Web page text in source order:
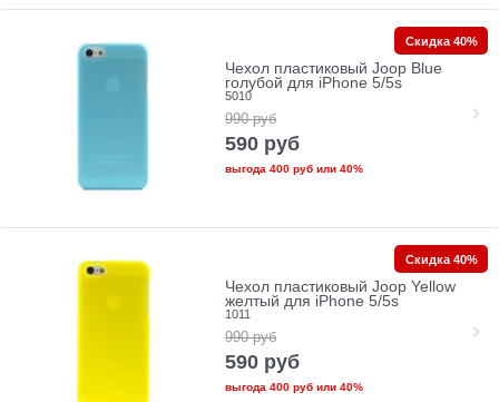
Чехол пластиковый Joop Blue
голубой для iPhone 5/5s
5010
990 руб
590 руб
выгода 400 рубили 40%
Скидка 40%
Чехол пластиковый Joop Yellow
желтый для iPhone 5/5s
1011
990 руб
590 руб
выгода 400 рубили 40%
Скидка 40%